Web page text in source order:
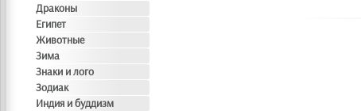
Драконы
Египет
Животные
Зима
Знаки и лого
Зодиак
Индия и буддизм